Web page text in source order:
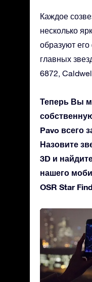
Каждое
несколько
образуют
главных
6872,
Теперь Вы
Pavo всего
Назовите
3D и
нашего
OSR Star